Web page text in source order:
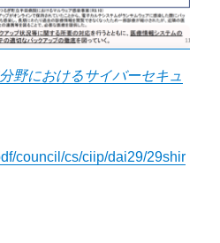
野におけるサイバーセキュ
council/cs/ciip/dai29/29shir